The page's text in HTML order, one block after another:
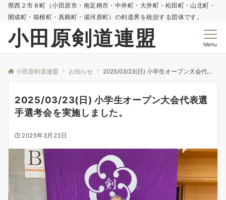
県西２市８町（小田原市・南足柄市・中井町・大井町・松田町・山北町・
開成町・箱根町・真鶴町・湯河原町）の剣道界を統括する団体です。
小田原剣道連盟 Menu
小田原剣道連盟 お知らせ 2025/03/23(日) 小学生オープン大会代表選手選考会を実施しました。
2025/03/23(日) 小学生オープン大会代表選
手選考会を実施しました。
2025年3月23日